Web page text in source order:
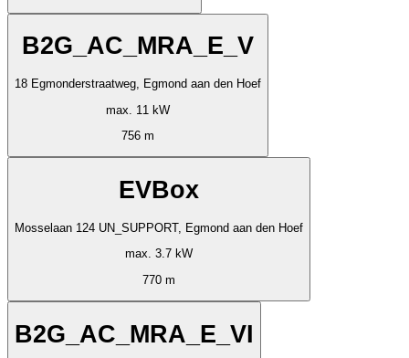
B2G_AC_MRA_E_V
18 Egmonderstraatweg, Egmond aan den Hoef
max. 11 kW
756 m
EVBox
Mosselaan 124 UN_SUPPORT, Egmond aan den Hoef
max. 3.7 kW
770 m
B2G_AC_MRA_E_VI